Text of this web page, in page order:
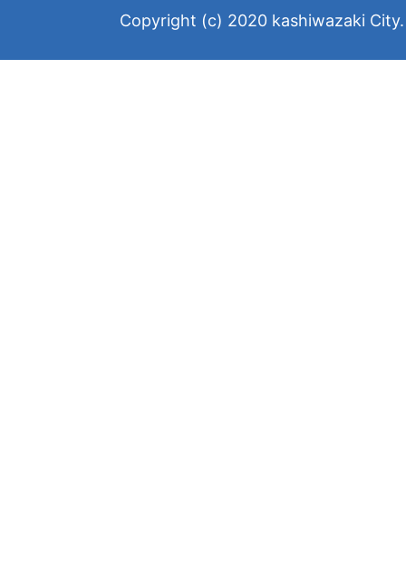
Copyright (c) 2020 kashiwazaki